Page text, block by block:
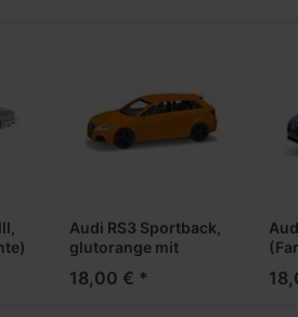
Audi RS3 Sportback,
glutorange mit
(Farbvariante)
18,00 € *